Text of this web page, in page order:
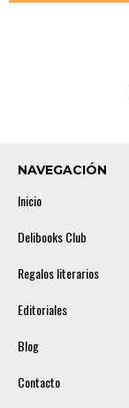
NAVEGACIÓN
Inicio
Delibooks Club
Regalos literarios
Editoriales
Blog
Contacto